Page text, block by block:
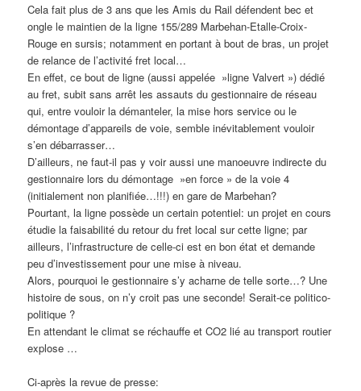
Cela fait plus de 3 ans que les Amis du Rail défendent bec et
ongle le maintien de la ligne 155/289 Marbehan-Etalle-Croix-
Rouge en sursis; notamment en portant à bout de bras, un projet
de relance de l’activité fret local…
En effet, ce bout de ligne (aussi appelée »ligne Valvert ») dédié
au fret, subit sans arrêt les assauts du gestionnaire de réseau
qui, entre vouloir la démanteler, la mise hors service ou le
démontage d’appareils de voie, semble inévitablement vouloir
s’en débarrasser…
D’ailleurs, ne faut-il pas y voir aussi une manoeuvre indirecte du
gestionnaire lors du démontage »en force » de la voie 4
(initialement non planifiée…!!!) en gare de Marbehan?
Pourtant, la ligne possède un certain potentiel: un projet en cours
étudie la faisabilité du retour du fret local sur cette ligne; par
ailleurs, l’infrastructure de celle-ci est en bon état et demande
peu d’investissement pour une mise à niveau.
Alors, pourquoi le gestionnaire s’y acharne de telle sorte…? Une
histoire de sous, on n’y croit pas une seconde! Serait-ce politico-
politique ?
En attendant le climat se réchauffe et CO2 lié au transport routier
explose …
Ci-après la revue de presse: